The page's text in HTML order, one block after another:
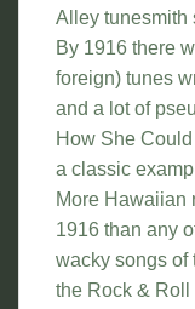
Alley tunesmith
By 1916 there
foreign) tunes
and a lot of
How She
a classic
More Hawaiian
1916 than any
wacky songs of
the Rock & Roll